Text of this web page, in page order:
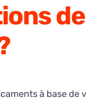
à base